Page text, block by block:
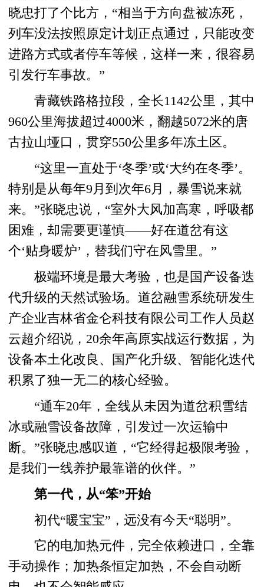
晓忠打了个比方，“相当于方向盘被冻死，
列车没法按照原定计划正点通过，只能改变
进路方式或者停车等候，这样一来，很容易
引发行车事故。”
青藏铁路格拉段，全长1142公里，其中
960公里海拔超过4000米，翻越5072米的唐
古拉山垭口，贯穿550公里多年冻土区。
“这里一直处于‘冬季’或‘大约在冬季’。
特别是从每年9月到次年6月，暴雪说来就
来。”张晓忠说，“室外大风加高寒，呼吸都
困难，却需要更谨慎——好在道岔有这
个‘贴身暖炉’，替我们守在风雪里。”
极端环境是最大考验，也是国产设备迭
代升级的天然试验场。道岔融雪系统研发生
产企业吉林省金仑科技有限公司工作人员赵
云超介绍说，20余年高原实战运行数据，为
设备本土化改良、国产化升级、智能化迭代
积累了独一无二的核心经验。
“通车20年，全线从未因为道岔积雪结
冰或融雪设备故障，引发过一次运输中
断。”张晓忠感叹道，“它经得起极限考验，
是我们一线养护最靠谱的伙伴。”
第一代，从“笨”开始
初代“暖宝宝”，远没有今天“聪明”。
它的电加热元件，完全依赖进口，全靠
手动操作；加热条恒定加热，不会自动断